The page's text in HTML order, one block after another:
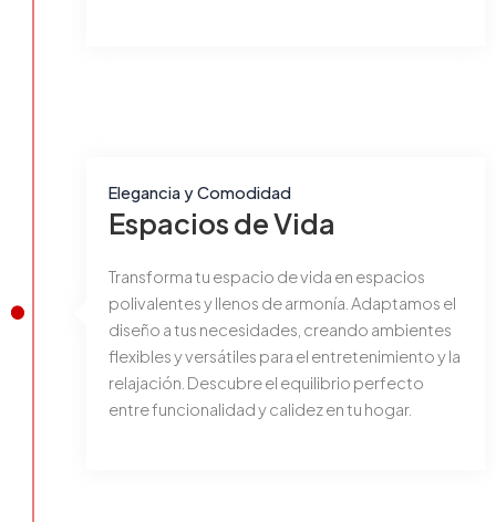
Elegancia y Comodidad
Espacios de Vida
Transforma tu espacio de vida en espacios
polivalentes y llenos de armonía. Adaptamos el
diseño a tus necesidades, creando ambientes
flexibles y versátiles para el entretenimiento y la
relajación. Descubre el equilibrio perfecto
entre funcionalidad y calidez en tu hogar.